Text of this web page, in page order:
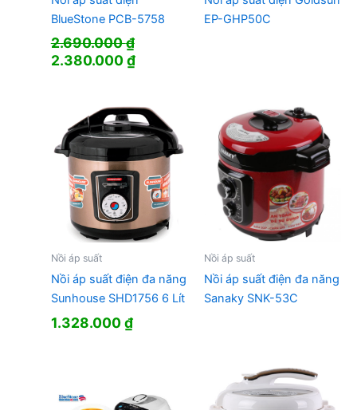
BlueStone PCB-5758
2.690.000₫
Giá
2.690.000 ₫.
2.380.000₫Giá
là:
2.380.000 ₫.
EP-GHP50C
Nồi áp suất
Nồi áp suất điện đa năng
Sunhouse SHD1756 6 Lít
1.328.000₫
Nồi áp suất
Nồi áp suất điện đa năng
Sanaky SNK-53C